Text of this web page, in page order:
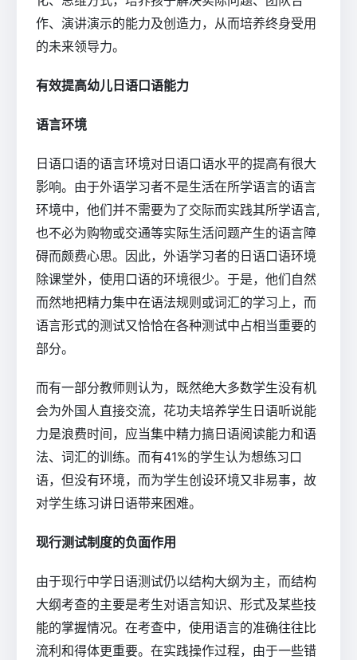
作、演讲演示的能力及创造力，从而培养终身受用
的未来领导力。
有效提高幼儿日语口语能力
语言环境
日语口语的语言环境对日语口语水平的提高有很大
影响。由于外语学习者不是生活在所学语言的语言
环境中，他们并不需要为了交际而实践其所学语言,
也不必为购物或交通等实际生活问题产生的语言障
碍而颇费心思。因此，外语学习者的日语口语环境
除课堂外，使用口语的环境很少。于是，他们自然
而然地把精力集中在语法规则或词汇的学习上，而
语言形式的测试又恰恰在各种测试中占相当重要的
部分。
而有一部分教师则认为，既然绝大多数学生没有机
会为外国人直接交流，花功夫培养学生日语听说能
力是浪费时间，应当集中精力搞日语阅读能力和语
法、词汇的训练。而有41%的学生认为想练习口
语，但没有环境，而为学生创设环境又非易事，故
对学生练习讲日语带来困难。
现行测试制度的负面作用
由于现行中学日语测试仍以结构大纲为主，而结构
大纲考查的主要是考生对语言知识、形式及某些技
能的掌握情况。在考查中，使用语言的准确往往比
流利和得体更重要。在实践操作过程，由于一些错